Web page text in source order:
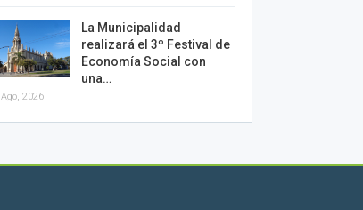
La Municipalidad
realizará el 3º Festival de
Economía Social con
una…
2026